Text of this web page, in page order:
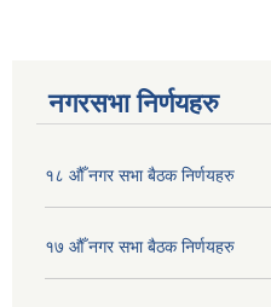
नगरसभा निर्णयहरु
१८ औँ नगर सभा बैठक निर्णयहरु
१७ औँ नगर सभा बैठक निर्णयहरु